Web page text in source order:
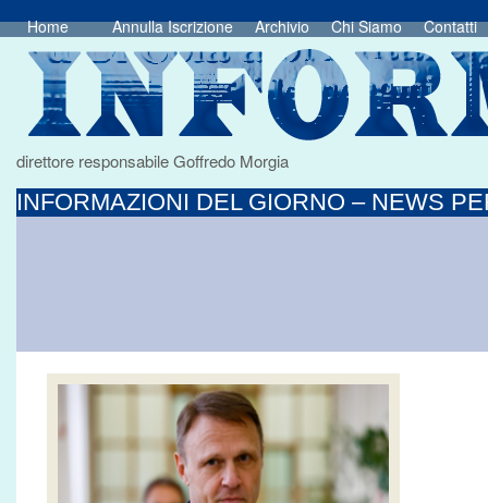
Home Annulla Iscrizione Archivio Chi Siamo Contatti
direttore responsabile Goffredo Morgia
INFORMAZIONI DEL GIORNO – NEWS